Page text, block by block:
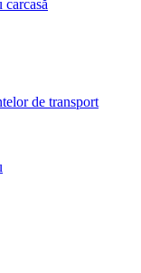
carcasă
de transport